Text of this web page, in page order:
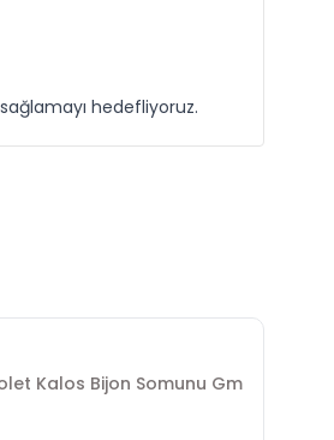
hedefliyoruz.
Kalos Bijon Somunu Gm